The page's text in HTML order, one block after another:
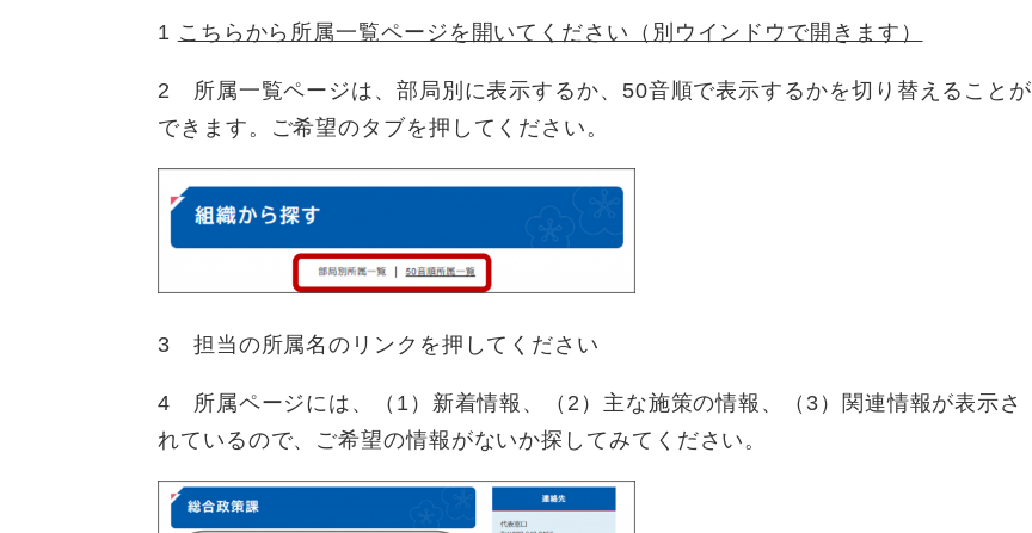
1 こちらから所属一覧ページを開いてください（別ウインドウで開きます）
2 所属一覧ページは、部局別に表示するか、50音順で表示するかを切り替えることが
できます。ご希望のタブを押してください。
3 担当の所属名のリンクを押してください
4 所属ページには、（1）新着情報、（2）主な施策の情報、（3）関連情報が表示さ
れているので、ご希望の情報がないか探してみてください。